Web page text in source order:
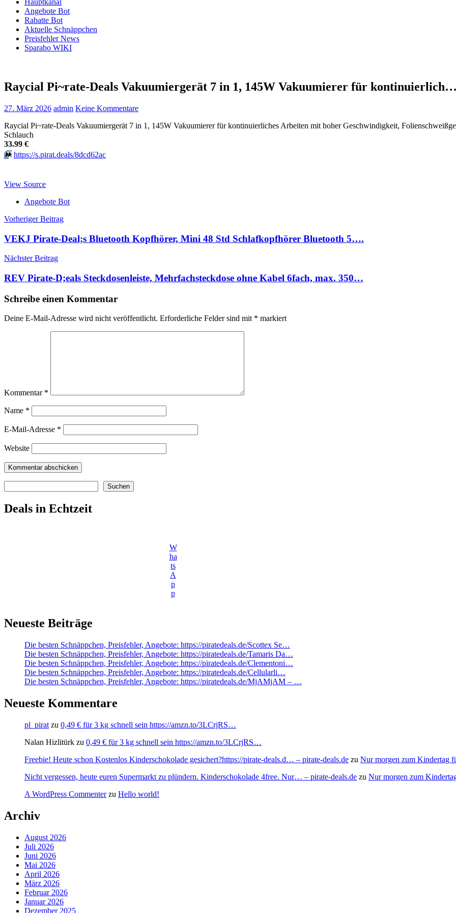
Hauptkanal
Angebote Bot
Rabatte Bot
Aktuelle Schnäppchen
Preisfehler News
Sparabo WIKI
Raycial Pi~rate-Deals Vakuumiergerät 7 in 1, 145W Vakuumierer für kontinuierlich…
27. März 2026 admin Keine Kommentare
Raycial Pi~rate-Deals Vakuumiergerät 7 in 1, 145W Vakuumierer für kontinuierliches Arbeiten mit hoher Geschwindigkeit,
Schlauch
33.99 €
⏩️ https://s.pirat.deals/8dcd62ac
View Source
Angebote Bot
Beitragsnavigation
Vorheriger Beitrag
VEKJ Pirate-Deal;s Bluetooth Kopfhörer, Mini 48 Std Schlafkopfhörer Bluetooth 5….
Nächster Beitrag
REV Pirate-D;eals Steckdosenleiste, Mehrfachsteckdose ohne Kabel 6fach, max. 350…
Schreibe einen Kommentar
Deine E-Mail-Adresse wird nicht veröffentlicht. Erforderliche Felder sind mit * markiert
Kommentar *
Name *
E-Mail-Adresse *
Website
Suchen
Deals in Echtzeit
W
ha
ts
A
p
p
Neueste Beiträge
Die besten Schnäppchen, Preisfehler, Angebote: https://piratedeals.de/Scottex Se…
Die besten Schnäppchen, Preisfehler, Angebote: https://piratedeals.de/Tamaris Da…
Die besten Schnäppchen, Preisfehler, Angebote: https://piratedeals.de/Clementoni…
Die besten Schnäppchen, Preisfehler, Angebote: https://piratedeals.de/Cellularli…
Die besten Schnäppchen, Preisfehler, Angebote: https://piratedeals.de/MjAMjAM – …
Neueste Kommentare
pl_pirat zu 0,49 € für 3 kg schnell sein https://amzn.to/3LCrjRS…
Nalan Hizlitürk zu 0,49 € für 3 kg schnell sein https://amzn.to/3LCrjRS…
Freebie! Heute schon Kostenlos Kinderschokolade gesichert?https://pirate-deals.d… – pirate-deals.de zu Nur morgen zum Kindertag
Nicht vergessen, heute euren Supermarkt zu plündern. Kinderschokolade 4free. Nur… – pirate-deals.de zu Nur morgen zum
A WordPress Commenterzu Hello world!
Archiv
August 2026
Juli 2026
Juni 2026
Mai 2026
April 2026
März 2026
Februar 2026
Januar 2026
Dezember 2025